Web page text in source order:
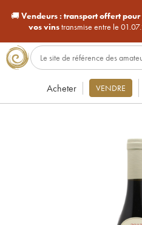
🚚Vendeurs : transport offert
vos vinstransmise entre le
Acheter VENDRE